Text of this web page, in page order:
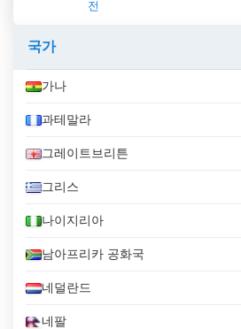
전
국가
가나
과테말라
그레이트브리튼
그리스
나이지리아
남아프리카 공화국
네덜란드
네팔